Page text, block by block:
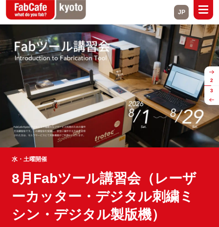
Global
Kyoto
Service Events
Magazine Access
Contact
Close
Branch List
JP
2
3
2026.9.10(木) → 2027.1.30(土) 全9回
from Foe to Friend 厄介者と人
の関係を探る共同リサーチ
ハト、ムクドリ、ゴキブリ、ネズミ。私たちが「厄介者」と呼
水・土曜開催
8月Fabツール講習会（レーザ
ーカッター・デジタル刺繍ミ
シン・デジタル製版機）
2026.7.8 (水) 20:00 – 21:00 （19:00開場、20:00開演）
こんばんは寄席 by 桂枝之進
お仕事帰り、学校帰りに近所のあの場所へ、「こんばんは」と
顔を出し、みんなで卓を囲んで開演を待つ。その昔は町内コミ
ュニケーションの要であった落語の寄席文化を再出現させるプ